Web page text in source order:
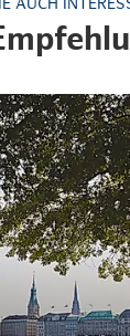
AUCH